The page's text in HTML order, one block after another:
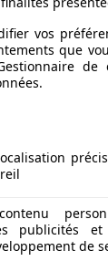
vos
que
de
publicités
de